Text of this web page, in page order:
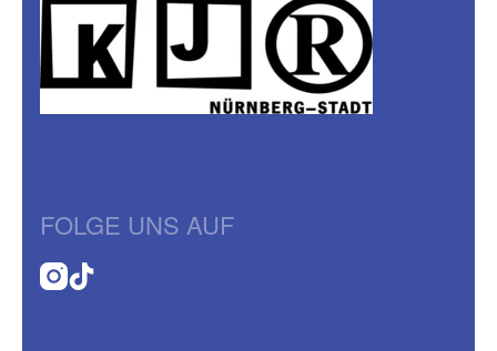
FOLGE UNS AUF